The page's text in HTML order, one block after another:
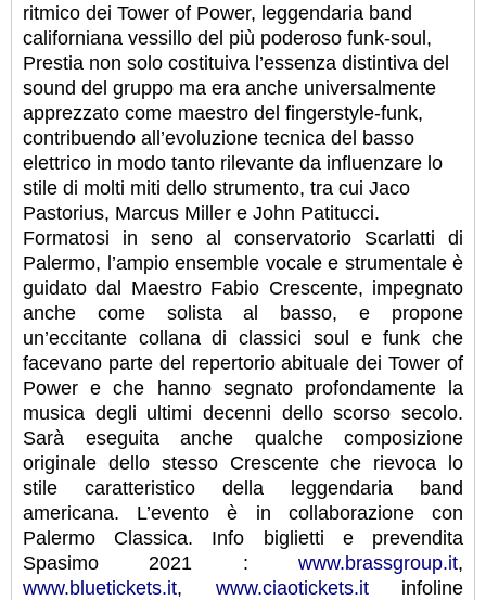
ritmico dei Tower of Power, leggendaria band
californiana vessillo del più poderoso funk-soul,
Prestia non solo costituiva l’essenza distintiva del
sound del gruppo ma era anche universalmente
apprezzato come maestro del fingerstyle-funk,
contribuendo all’evoluzione tecnica del basso
elettrico in modo tanto rilevante da influenzare lo
stile di molti miti dello strumento, tra cui Jaco
Pastorius, Marcus Miller e John Patitucci.
Formatosi in seno al conservatorio Scarlatti di
Palermo, l’ampio ensemble vocale e strumentale è
guidato dal Maestro Fabio Crescente, impegnato
anche come solista al basso, e propone
un’eccitante collana di classici soul e funk che
facevano parte del repertorio abituale dei Tower of
Power e che hanno segnato profondamente la
musica degli ultimi decenni dello scorso secolo.
Sarà eseguita anche qualche composizione
originale dello stesso Crescente che rievoca lo
stile caratteristico della leggendaria band
americana. L’evento è in collaborazione con
Palermo Classica. Info biglietti e prevendita
Spasimo 2021 : www.brassgroup.it,
www.bluetickets.it, www.ciaotickets.itinfoline